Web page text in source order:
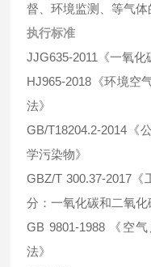
督、环境监测、等气体
执行标准
JJG635-2011《一氧化
HJ965-2018《环境空
法》
GB/T18204.2-2014《
学污染物》
GBZ/T 300.37-2017
分：一氧化碳和二氧化
GB 9801-1988 《空
法》